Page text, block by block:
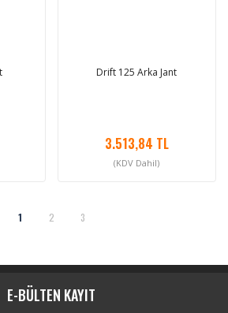
Drift 125 Arka Jant
3.513,84 TL
(KDV Dahil)
1 2 3
E-BÜLTEN KAYIT